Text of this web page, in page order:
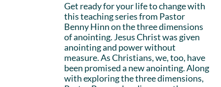
Get ready for your life to change with
this teaching series from Pastor
Benny Hinn on the three dimensions
of anointing. Jesus Christ was given
anointing and power without
measure. As Christians, we, too, have
been promised a new anointing. Along
with exploring the three dimensions,